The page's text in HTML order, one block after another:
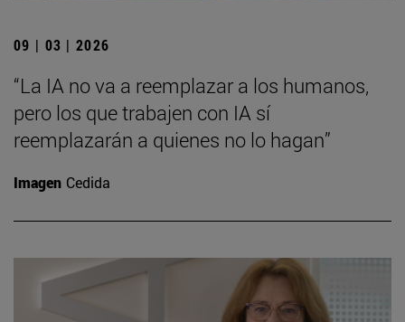
09 | 03 | 2026
“La IA no va a reemplazar a los humanos,
pero los que trabajen con IA sí
reemplazarán a quienes no lo hagan”
Imagen Cedida